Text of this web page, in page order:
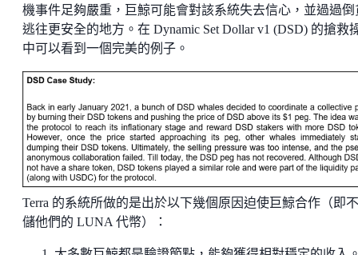
機事件足夠嚴重，巨鯨可能會對該系統失去信心，並過過倒
逃往更安全的地方。在 Dynamic Set Dollar v1 (DSD) 的搶救
中可以看到一個完美的例子。
Terra 的系統所做的是出於以下幾個原因迫使巨鯨合作（即
儲他們的 LUNA 代幣）：